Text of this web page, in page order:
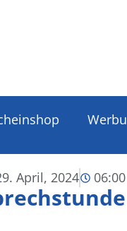
April, 2024 06:00